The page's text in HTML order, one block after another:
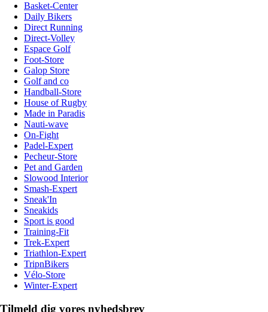
Basket-Center
Daily Bikers
Direct Running
Direct-Volley
Espace Golf
Foot-Store
Galop Store
Golf and co
Handball-Store
House of Rugby
Made in Paradis
Nauti-wave
On-Fight
Padel-Expert
Pecheur-Store
Pet and Garden
Slowood Interior
Smash-Expert
Sneak'In
Sneakids
Sport is good
Training-Fit
Trek-Expert
Triathlon-Expert
TripnBikers
Vélo-Store
Winter-Expert
Tilmeld dig vores nyhedsbrev